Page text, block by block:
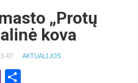
„Protų
kova
07 AKTUALIJOS
Viber